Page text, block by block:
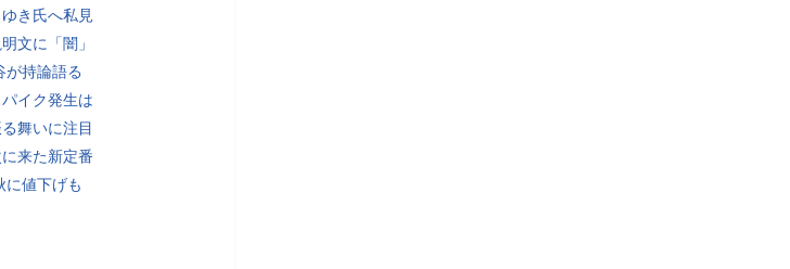
ゆき氏へ私見
文に「闇」
が持論語る
イク発生は
舞いに注目
来た新定番
に値下げも